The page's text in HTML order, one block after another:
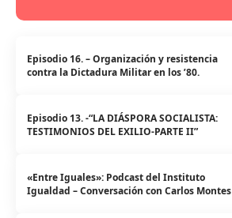
Episodio 16. – Organización y resistencia
contra la Dictadura Militar en los ’80.
Episodio 13. -“LA DIÁSPORA SOCIALISTA:
TESTIMONIOS DEL EXILIO-PARTE II”
«Entre Iguales»: Podcast del Instituto
Igualdad – Conversación con Carlos Montes